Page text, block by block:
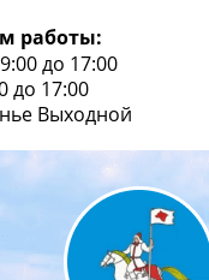
работы:
до 17:00
до 17:00
Выходной